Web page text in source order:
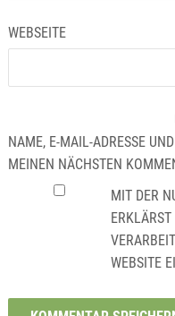
WEBSEITE
NAME, E-MAIL-ADRESSE
MEINEN NÄCHSTEN
MIT DER
WEBSITE